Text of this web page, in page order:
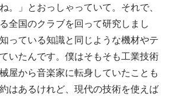
。」とおっしゃっていて。それで、
全国のクラブを回って研究しまし
っている知識と同じような機材やテ
いたんです。僕はそもそも工業技術
屋から音楽家に転身していたことも
はあるけれど、現代の技術を使えば